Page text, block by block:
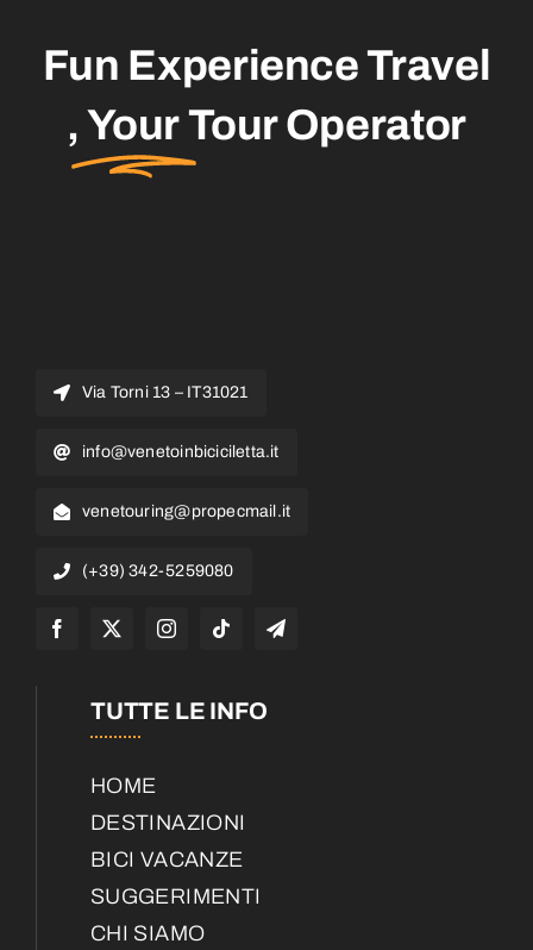
Fun Experience Travel
,YourTour Operator
Via Torni 13 – IT31021
info@venetoinbiciciletta.it
venetouring@propecmail.it
(+39) 342-5259080
TUTTE LE INFO
HOME
DESTINAZIONI
BICI VACANZE
SUGGERIMENTI
CHI SIAMO